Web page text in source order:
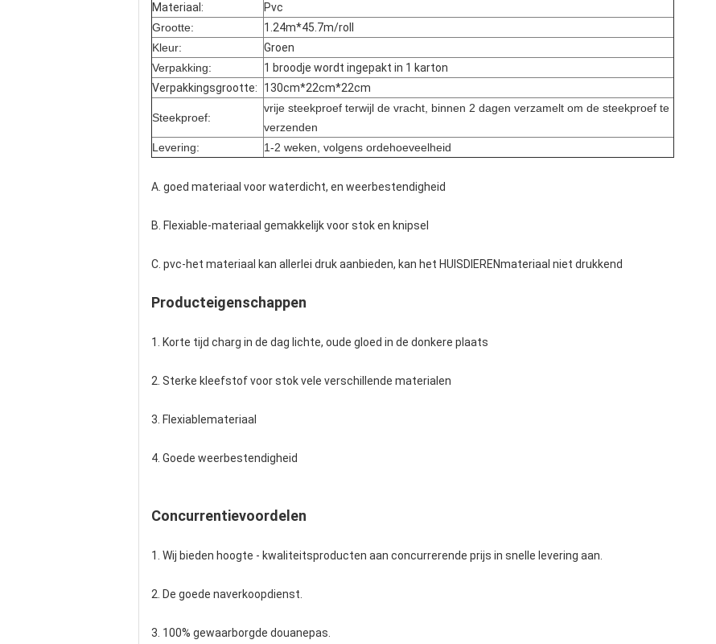
Materiaal:
Pvc
Grootte:
1.24m*45.7m/roll
Kleur:
Groen
Verpakking:
1 broodje wordt ingepakt in 1 karton
Verpakkingsgrootte:
130cm*22cm*22cm
Steekproef:
vrije steekproef terwijl de vracht, binnen 2 dagen verzamelt om de steekproef te
verzenden
Levering:
1-2 weken, volgens ordehoeveelheid
A. goed materiaal voor waterdicht, en weerbestendigheid
B. Flexiable-materiaal gemakkelijk voor stok en knipsel
C. pvc-het materiaal kan allerlei druk aanbieden, kan het HUISDIERENmateriaal niet drukkend
Producteigenschappen
1. Korte tijd charg in de dag lichte, oude gloed in de donkere plaats
2. Sterke kleefstof voor stok vele verschillende materialen
3. Flexiablemateriaal
4. Goede weerbestendigheid
Concurrentievoordelen
1. Wij bieden hoogte - kwaliteitsproducten aan concurrerende prijs in snelle levering aan.
2. De goede naverkoopdienst.
3. 100% gewaarborgde douanepas.